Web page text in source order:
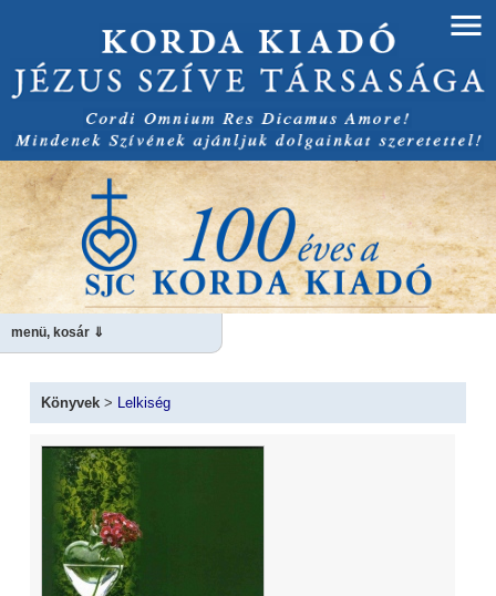
menü, kosár ⇓
Könyvek> Lelkiség